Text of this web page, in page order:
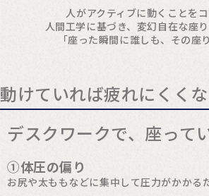
人がアクティブに動くことを
人間工学に基づき、変幻自在な座
「座った瞬間に誰しも、その
動けていれば疲れにくく
デスクワークで、座って
①体圧の偏り
お尻や太ももなどに集中して圧力がかかる